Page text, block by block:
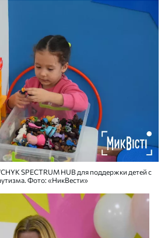
SPECTRUM HUB для поддержки детей с
Фото: «НикВести»